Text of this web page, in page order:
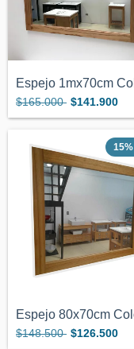
$165.000 $141.900
15%
$148.500 $126.500